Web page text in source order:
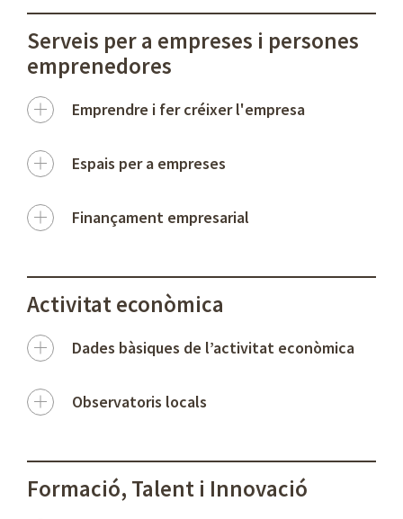
Serveis per a empreses i persones
emprenedores
Emprendre i fer créixer l'empresa
Espais per a empreses
Finançament empresarial
Activitat econòmica
Dades bàsiques de l’activitat econòmica
Observatoris locals
Formació, Talent i Innovació